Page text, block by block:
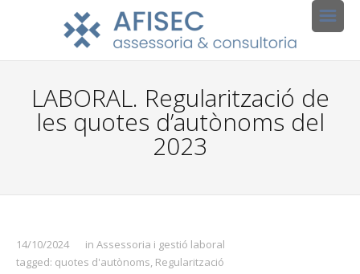
LABORAL. Regularització de
les quotes d’autònoms del
2023
14/10/2024 in Assessoria i gestió laboral
tagged: quotes d'autònoms, Regularització